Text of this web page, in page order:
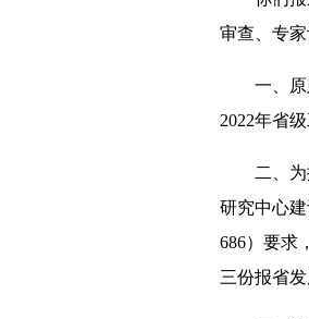
审查、专
一、
2022年省
二、
研究中心
686）要求
三份报省